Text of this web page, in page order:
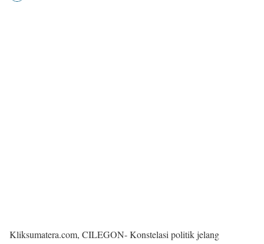
Kliksumatera.com, CILEGON- Konstelasi politik jelang